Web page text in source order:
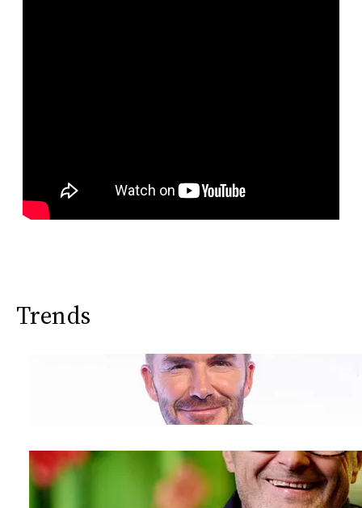
Trends